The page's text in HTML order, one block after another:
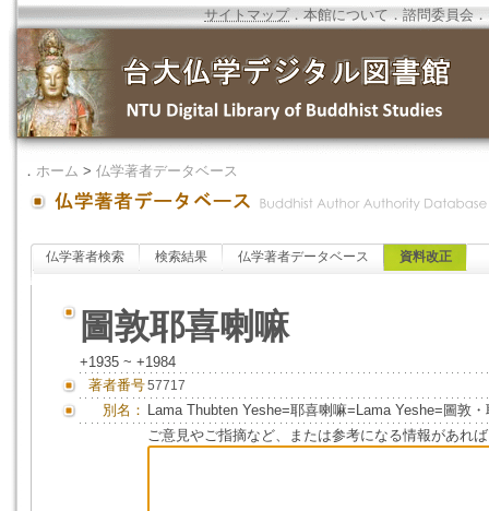
サイトマップ．本館について ．諮問委員会 ．
． ホーム > 仏学著者データベース
仏学著者検索 検索結果 仏学著者データベース 資料改正
圖敦耶喜喇嘛
+1935 ~ +1984
著者番号57717
別名： Lama Thubten Yeshe=耶喜喇嘛=Lama Yeshe=圖敦
ご意見やご指摘など、または参考になる情報があれ